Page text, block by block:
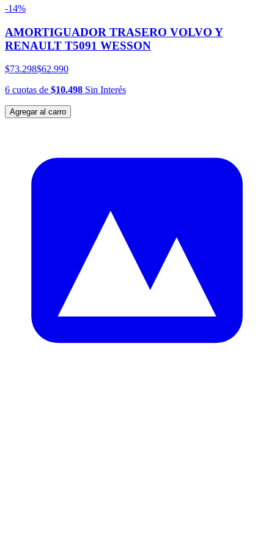
-14%
AMORTIGUADOR TRASERO VOLVO Y
RENAULT T5091 WESSON
$73.298$62.990
6 cuotas de $10.498 Sin Interés
Agregar al carro